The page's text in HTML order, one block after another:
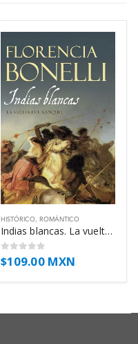
HISTÓRICO, ROMÁNTICO
Indias blancas. La vuelta del ranquel – Florencia Bonelli
0out of 5
$109.00 MXN